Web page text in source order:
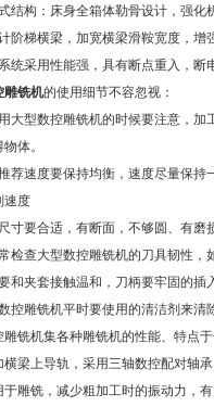
构：床身全箱体勒骨设计，强化
梯横梁，加宽横梁滑鞍宽度，增
采用性能强，具有断点重入，断
雕铣机的使用细节不容忽视：
型数控雕铣机的时候要注意，加
体。
速度要保持均衡，速度尽量保持
速度
要合适，有断面，不够圆、有磨
查大型数控雕铣机的刀具韧性，
夹套接触温和，刀柄要牢固的插
雕铣机平时要使用的清洁剂来清
机集各种雕铣机的性能、特点于
横梁上导轨，采用三轴数控配对轴
雕铣，减少粗加工时的振动力，